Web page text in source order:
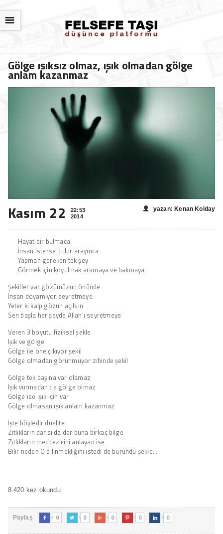
☰
Gölge ışıksız olmaz, ışık olmadan gölge
anlam kazanmaz
Kasım 22
22:53
2014
yazan: Kenan Kolday
Hayat bir bulmaca
İnsan isterse bulur arayınca
Yapman gereken tek şey
Görmek için koyulmak aramaya ve bakmaya
Şekiller var gözümüzün önünde
İnsan doyamıyor seyretmeye
Yeter ki kalp gözün açılsın
Sen başla her şeyde Allah’ı seyretmeye
Veren 3 boyutu fiziksel şekle
Işık ve gölge
Gölge ile öne çıkıyor şekil
Gölge olmadan görünmüyor zihinde şekil
Gölge tek başına var olamaz
Işık vurmadan da gölge olmaz
Gölge ise ışık için var
Gölge olmasan ışık anlam kazanmaz
İşte böyledir dualite
Zıtlıkların dansı da der buna birkaç bilge
Zıtlıkların medcezirini anlayan ise
Bilir neden O bilinmekliğini istedi de büründü şekle…
8.420 kez okundu
Paylaş  0  0  0  0  0